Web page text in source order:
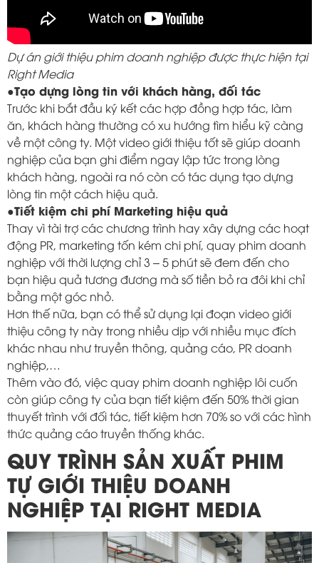
Dự án giới thiệu phim doanh nghiệp được thực hiện tại
Right Media
●Tạo dựng lòng tin với khách hàng, đối tác
Trước khi bắt đầu ký kết các hợp đồng hợp tác, làm
ăn, khách hàng thường có xu hướng tìm hiểu kỹ càng
về một công ty. Một video giới thiệu tốt sẽ giúp doanh
nghiệp của bạn ghi điểm ngay lập tức trong lòng
khách hàng, ngoài ra nó còn có tác dụng tạo dựng
lòng tin một cách hiệu quả.
●Tiết kiệm chi phí Marketing hiệu quả
Thay vì tài trợ các chương trình hay xây dựng các hoạt
động PR, marketing tốn kém chi phí, quay phim doanh
nghiệp với thời lượng chỉ 3 – 5 phút sẽ đem đến cho
bạn hiệu quả tương đương mà số tiền bỏ ra đôi khi chỉ
bằng một góc nhỏ.
Hơn thế nữa, bạn có thể sử dụng lại đoạn video giới
thiệu công ty này trong nhiều dịp với nhiều mục đích
khác nhau như truyền thông, quảng cáo, PR doanh
nghiệp,…
Thêm vào đó, việc quay phim doanh nghiệp lôi cuốn
còn giúp công ty của bạn tiết kiệm đến 50% thời gian
thuyết trình với đối tác, tiết kiệm hơn 70% so với các hình
thức quảng cáo truyền thống khác.
QUY TRÌNH SẢN XUẤT PHIM
TỰ GIỚI THIỆU DOANH
NGHIỆP TẠI RIGHT MEDIA